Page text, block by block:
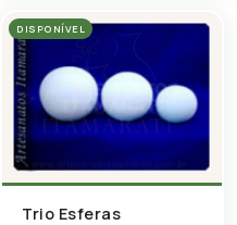
DISPONÍVEL
Trio Esferas